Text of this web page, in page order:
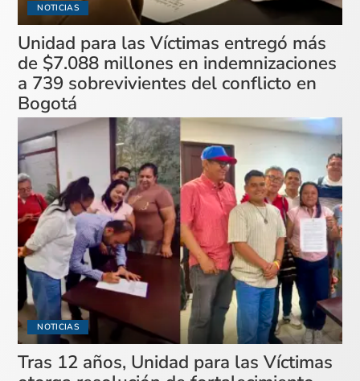
NOTICIAS
Unidad para las Víctimas entregó más
de $7.088 millones en indemnizaciones
a 739 sobrevivientes del conflicto en
Bogotá
NOTICIAS
Tras 12 años, Unidad para las Víctimas